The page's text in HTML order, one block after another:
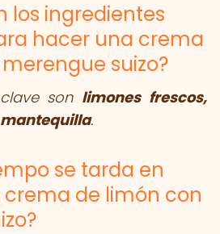
los ingredientes
hacer una crema
suizo?
son limones frescos,
mantequilla.
se tarda en
de limón con